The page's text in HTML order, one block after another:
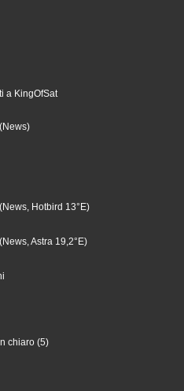
a KingOfSat
Hotbird 13°E)
Astra 19,2°E)
chiaro (5)